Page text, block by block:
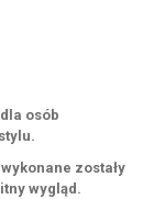
osób
zostały
wygląd.